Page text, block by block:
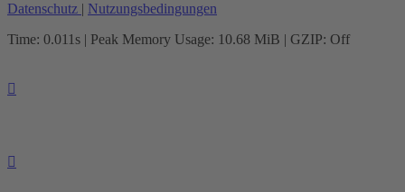
Datenschutz | Nutzungsbedingungen
Time: 0.011s | Peak Memory Usage: 10.68 MiB | GZIP: Off